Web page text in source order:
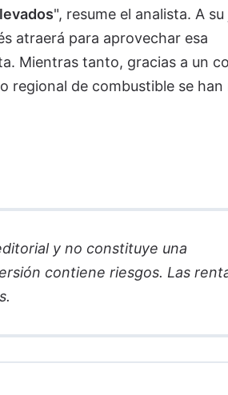
", resume el analista. A su
atraerá para aprovechar esa
Mientras tanto, gracias a un
regional de combustible se han
y no constituye una
contiene riesgos. Las